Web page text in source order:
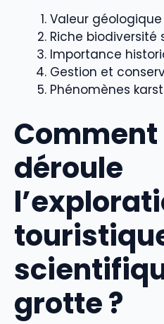
Valeur
Riche biodiversité
Importance
Gestion et
Phénomènes
Comment
déroule
grotte ?